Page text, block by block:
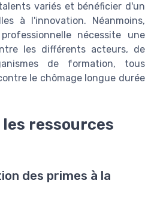
variés et bénéficier d'un
à l'innovation. Néanmoins,
nécessite une
les différents acteurs, de
de formation, tous
le chômage longue durée
ressources
des primes à la